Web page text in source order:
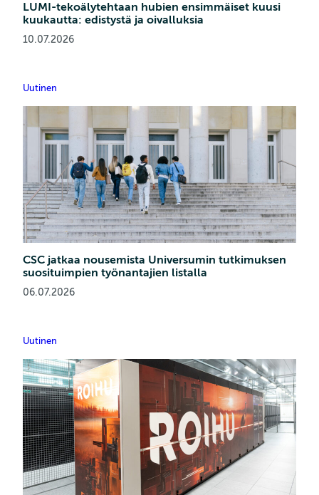
LUMI-tekoälytehtaan hubien ensimmäiset kuusi
kuukautta: edistystä ja oivalluksia
10.07.2026
Uutinen
CSC jatkaa nousemista Universumin tutkimuksen
suosituimpien työnantajien listalla
06.07.2026
Uutinen